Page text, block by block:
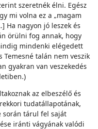
szeretnék élni. Egész
mi volna ez a „magam
Ha nagyon jó leszek és
örülni fog annak, hogy
mindenki elégedett
Temesné talán nem veszik
gyakran van veszekedés
az elbeszélő és
tudatállapotának,
során tárul fel saját
iránti vágyának valódi